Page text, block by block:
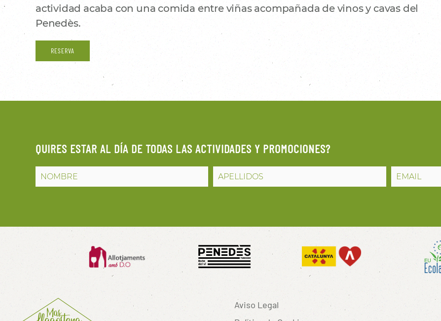
actividad acaba con una comida entre viñas acompañada de vinos y cavas del
Penedès.
RESERVA
QUIRES ESTAR AL DÍA DE TODAS LAS ACTIVIDADES Y PROMOCIONES?
Aviso Legal